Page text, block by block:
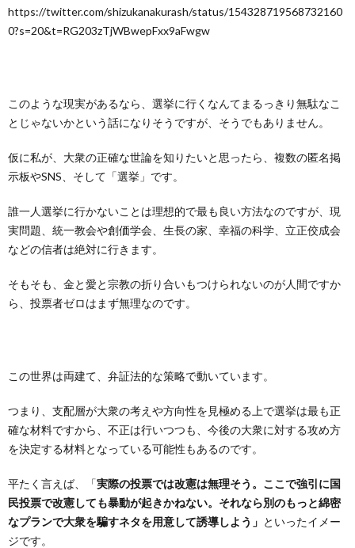
https://twitter.com/shizukanakurash/status/154328719568732160
0?s=20&t=RG203zTjWBwepFxx9aFwgw
このような現実があるなら、選挙に行くなんてまるっきり無駄なこ
とじゃないかという話になりそうですが、そうでもありません。
仮に私が、大衆の正確な世論を知りたいと思ったら、複数の匿名掲
示板やSNS、そして「選挙」です。
誰一人選挙に行かないことは理想的で最も良い方法なのですが、現
実問題、統一教会や創価学会、生長の家、幸福の科学、立正佼成会
などの信者は絶対に行きます。
そもそも、金と愛と宗教の折り合いもつけられないのが人間ですか
ら、投票者ゼロはまず無理なのです。
この世界は両建て、弁証法的な策略で動いています。
つまり、支配層が大衆の考えや方向性を見極める上で選挙は最も正
確な材料ですから、不正は行いつつも、今後の大衆に対する攻め方
を決定する材料となっている可能性もあるのです。
平たく言えば、「実際の投票では改憲は無理そう。ここで強引に国
民投票で改憲しても暴動が起きかねない。それなら別のもっと綿密
なプランで大衆を騙すネタを用意して誘導しよう」 といったイメー
ジです。